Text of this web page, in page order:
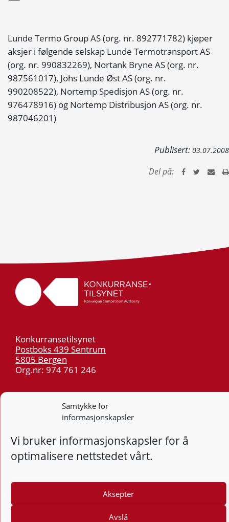
Samtykke for
informasjonskapsler
Vi bruker informasjonskapsler for å
optimalisere nettstedet vårt.
Aksepter
Avslå
Lunde Termo Group AS (org. nr. 892771782) kjøper
aksjer i følgende selskap Lunde Termotransport AS
(org. nr. 990832269), Nortank Bryne AS (org. nr.
987561017), Johs Lunde Øst AS (org. nr.
990208522), Nortemp Spedisjon AS (org. nr.
976478916) og Nortemp Distribusjon AS (org. nr.
987046201)
Publisert: 03.07.2008
Del på:
Konkurransetilsynet
Postboks 439 Sentrum
5805 Bergen
Org.nr: 974 761 246
post@kt.no